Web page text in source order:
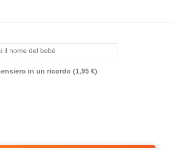
(1 rating)
in un ricordo (1,95 €)